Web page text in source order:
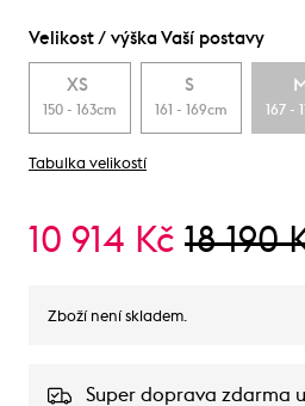
Velikost / výška Vaší postavy
XS
150 - 163cm
S
161 - 169cm
M
167 -
Tabulka velikostí
10 914 Kč 18 190
Zboží není skladem.
Super doprava zdarma u